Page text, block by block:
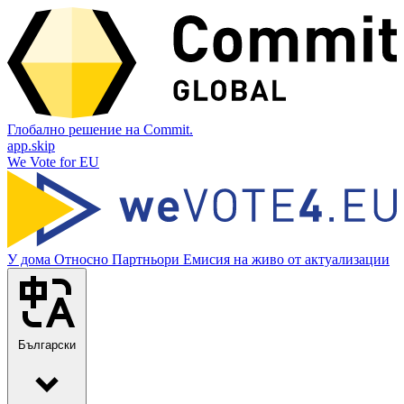
Глобално решение на Commit.
app.skip
We Vote for EU
У дома Относно Партньори Емисия на живо от актуализации
Български